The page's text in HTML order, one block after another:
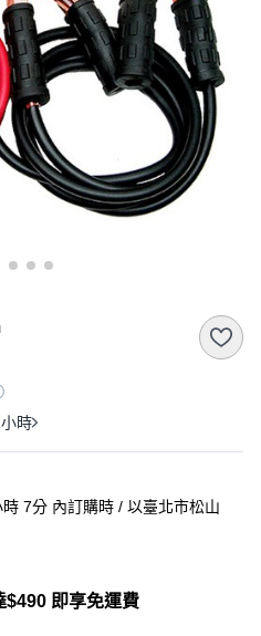
時
時 7分 內訂購時 / 以臺北市松山
$490 即享免運費